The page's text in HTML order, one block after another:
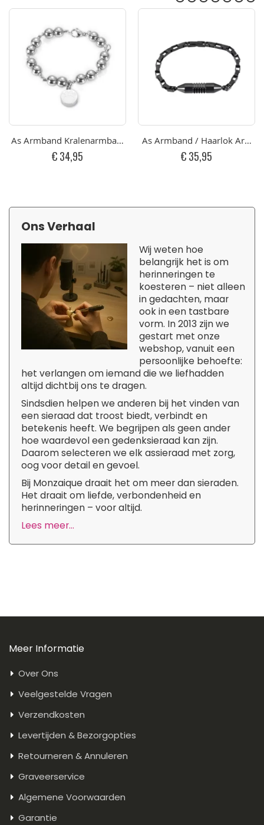
As Armband Kralenarmband Poot RVS
€ 34,95
As Armband / Haarlok
€ 35,95
Ons Verhaal
Wij weten hoe
belangrijk het is om
herinneringen te
koesteren – niet alleen
in gedachten, maar
ook in een tastbare
vorm. In 2013 zijn we
gestart met onze
webshop, vanuit een
persoonlijke behoefte:
het verlangen om iemand die we liefhadden
altijd dichtbij ons te dragen.
Sindsdien helpen we anderen bij het vinden van
een sieraad dat troost biedt, verbindt en
betekenis heeft. We begrijpen als geen ander
hoe waardevol een gedenksieraad kan zijn.
Daarom selecteren we elk assieraad met zorg,
oog voor detail en gevoel.
Bij Monzaique draait het om meer dan sieraden.
Het draait om liefde, verbondenheid en
herinneringen – voor altijd.
Lees meer...
Meer Informatie
Over Ons
Veelgestelde Vragen
Verzendkosten
Levertijden & Bezorgopties
Retourneren & Annuleren
Graveerservice
Algemene Voorwaarden
Garantie